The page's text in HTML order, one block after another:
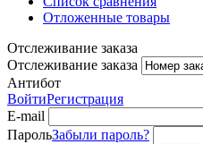
Отложенные товары
Отслеживание заказа
Отслеживание заказа
Антибот
ВойтиРегистрация
E-mail
ПарольЗабыли пароль?